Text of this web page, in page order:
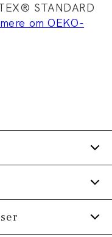
STANDARD
om OEKO-
side.